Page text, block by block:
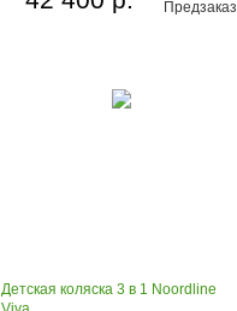
Предзаказ
Детская коляска 3 в 1 Noordline